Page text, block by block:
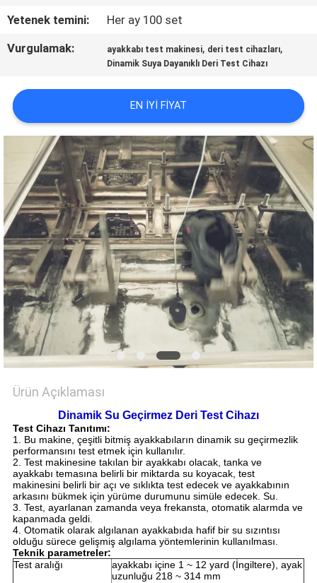
HABERLER
BIR
TEKLIF
ISTEĞI
VR
SHOW
SITE
HARITASI
PRIVACY
POLICY
Yetenek temini:
Her ay 100 set
Vurgulamak:
ayakkabı test makinesi, deri test cihazları,
Dinamik Suya Dayanıklı Deri Test Cihazı
EN IYI FIYAT
Ürün Açıklaması
Dinamik Su Geçirmez Deri Test Cihazı
Test Cihazı Tanıtımı:
1. Bu makine, çeşitli bitmiş ayakkabıların dinamik su geçirmezlik
performansını test etmek için kullanılır.
2. Test makinesine takılan bir ayakkabı olacak, tanka ve
ayakkabı temasına belirli bir miktarda su koyacak, test
makinesini belirli bir açı ve sıklıkta test edecek ve ayakkabının
arkasını bükmek için yürüme durumunu simüle edecek. Su.
3. Test, ayarlanan zamanda veya frekansta, otomatik alarmda ve
kapanmada geldi.
4. Otomatik olarak algılanan ayakkabıda hafif bir su sızıntısı
olduğu sürece gelişmiş algılama yöntemlerinin kullanılması.
Teknik parametreler:
Test aralığı
ayakkabı içine 1 ~ 12 yard (İngiltere), ayak
uzunluğu 218 ~ 314 mm